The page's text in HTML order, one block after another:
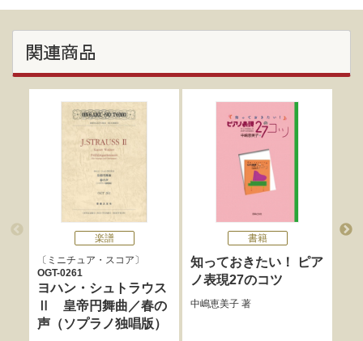
関連商品
楽譜
ミニチュア・スコア
OGT-0261
ヨハン・シュトラウス
Ⅱ 皇帝円舞曲／春の
声（ソプラノ独唱版）
書籍
知っておきたい！ ピア
ノ表現27のコツ
中嶋恵美子著